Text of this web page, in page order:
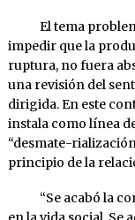
El tema
impedir que la
ruptura, no fuera
una revisión del
dirigida. En este
instala como línea
“desmate-
principio de la
“Se acabó la